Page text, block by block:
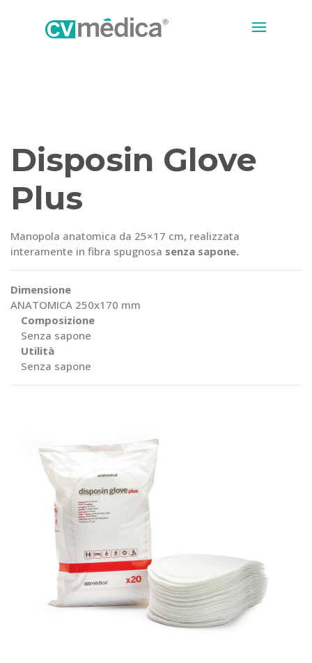
Disposin Glove
Plus
Manopola anatomica da 25×17 cm, realizzata
interamente in fibra spugnosa senza sapone.
Dimensione
ANATOMICA 250x170 mm
Composizione
Senza sapone
Utilità
Senza sapone